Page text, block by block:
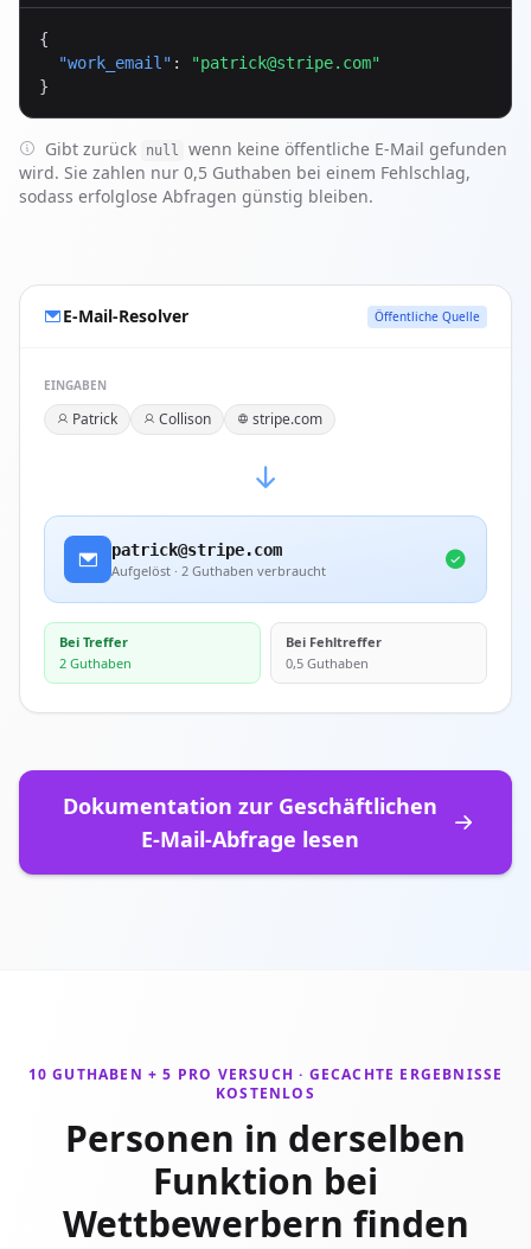
{
"work_email" : "patrick@stripe.com"
}
Gibt zurück null
wenn keine öffentliche E-Mail gefunden
wird. Sie zahlen nur 0,5 Guthaben bei einem Fehlschlag,
sodass erfolglose Abfragen günstig bleiben.
E-Mail-Resolver Öffentliche Quelle
EINGABEN
Patrick Collison stripe.com
patrick@stripe.com
Aufgelöst · 2 Guthaben verbraucht
Bei Treffer
2 Guthaben
Bei Fehltreffer
0,5 Guthaben
Dokumentation zur Geschäftlichen
E-Mail-Abfrage lesen
10 GUTHABEN + 5 PRO VERSUCH · GECACHTE ERGEBNISSE
KOSTENLOS
Personen in derselben
Funktion bei
Wettbewerbern finden